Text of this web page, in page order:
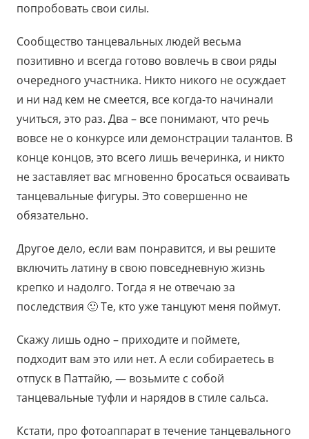
попробовать свои силы.
Сообщество танцевальных людей весьма
позитивно и всегда готово вовлечь в свои ряды
очередного участника. Никто никого не осуждает
и ни над кем не смеется, все когда-то начинали
учиться, это раз. Два – все понимают, что речь
вовсе не о конкурсе или демонстрации талантов. В
конце концов, это всего лишь вечеринка, и никто
не заставляет вас мгновенно бросаться осваивать
танцевальные фигуры. Это совершенно не
обязательно.
Другое дело, если вам понравится, и вы решите
включить латину в свою повседневную жизнь
крепко и надолго. Тогда я не отвечаю за
последствия 🙂 Те, кто уже танцуют меня поймут.
Скажу лишь одно – приходите и поймете,
подходит вам это или нет. А если собираетесь в
отпуск в Паттайю, — возьмите с собой
танцевальные туфли и нарядов в стиле сальса.
Кстати, про фотоаппарат в течение танцевального